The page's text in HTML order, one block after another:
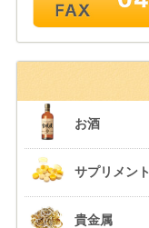
お酒
サプリメント
貴金属